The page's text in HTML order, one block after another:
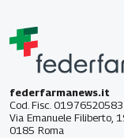
federfarmanews.it
Cod. Fisc. 01976520583
Via Emanuele Filiberto,
0185 Roma